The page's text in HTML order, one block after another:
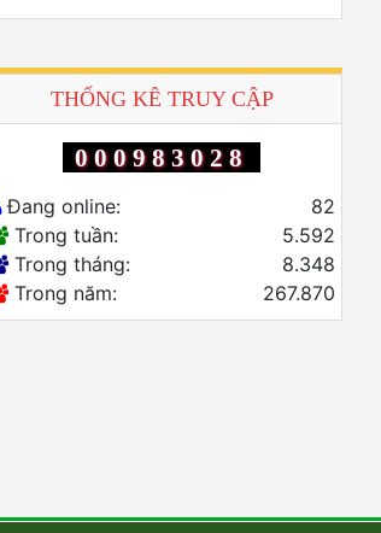
THỐNG KÊ TRUY CẬP
000983028
Đang online:
82
Trong tuần:
5.592
Trong tháng:
8.348
Trong năm:
267.870